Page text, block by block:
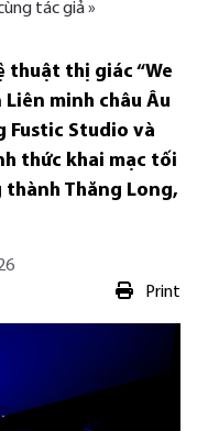
tác giả »
thuật thị giác “We
Liên minh châu Âu
Fustic Studio và
thức khai mạc tối
thành Thăng Long,
Print